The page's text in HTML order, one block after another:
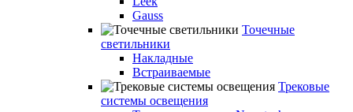
Gauss
Точечные
светильники
Накладные
Встраиваемые
Трековые
системы освещения